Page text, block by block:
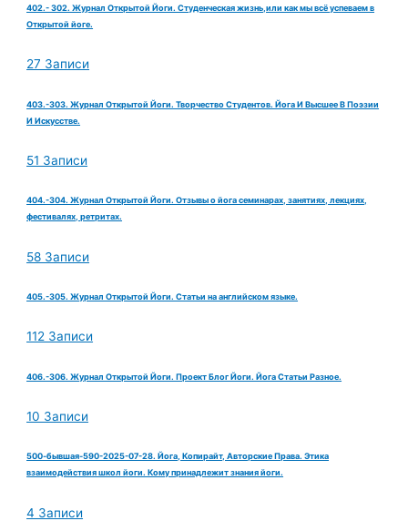
402.- 302. Журнал Открытой Йоги. Студенческая жизнь,или как мы всё успеваем в
Открытой йоге.
27 Записи
403.-303. Журнал Открытой Йоги. Творчество Студентов. Йога И Высшее В Поэзии
И Искусстве.
51 Записи
404.-304. Журнал Открытой Йоги. Отзывы о йога семинарах, занятиях, лекциях,
фестивалях, ретритах.
58 Записи
405.-305. Журнал Открытой Йоги. Статьи на английском языке.
112 Записи
406.-306. Журнал Открытой Йоги. Проект Блог Йоги. Йога Статьи Разное.
10 Записи
500-бывшая-590-2025-07-28. Йога, Копирайт, Авторские Права. Этика
взаимодействия школ йоги. Кому принадлежит знания йоги.
4 Записи